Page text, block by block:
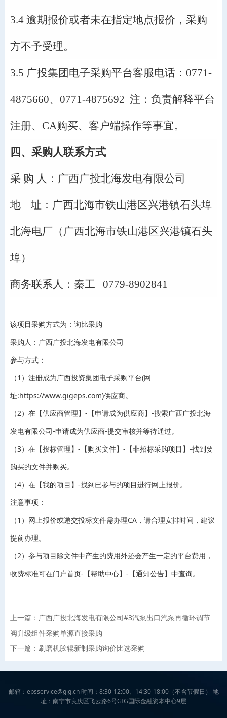
3.4 逾期报价或者未在指定地点报价，采购
方不予受理。
3.5 广投集团电子采购平台客服电话： 0771-
4875660、0771-4875692 注：负责解释平台
注册、CA购买、客户端操作等事宜。
四、采购人联系方式
采 购 人：广西广投北海发电有限公司
地 址：广西北海市铁山港区兴港镇石头埠
北海电厂（广西北海市铁山港区兴港镇石头
埠）
商务联系人： 秦工 0779-8902841
该项目采购方式为：询比采购
采购人：广西广投北海发电有限公司
参与方式：
（1）注册成为广西投资集团电子采购平台(网
址:https://www.gigeps.com)供应商。
（2）在【供应商管理】-【申请成为供应商】-搜索广西广投北海
发电有限公司-申请成为供应商-提交审核并等待通过。
（3）在【投标管理】-【购买文件】-【非招标采购项目】-找到要
购买的文件并购买。
（4）在【我的项目】-找到已参与的项目进行网上报价。
注意事项：
（1）网上报价或递交投标文件需办理CA，请合理安排时间，建议
提前办理。
（2）参与项目除文件中产生的费用外还会产生一定的平台费用，
收费标准可在门户首页-【帮助中心】-【通知公告】中查询。
上一篇：广西广投北海发电有限公司#3汽泵出口汽泵再循环调节
阀升级组件采购单源直接采购
下一篇：刷磨机胶辊新制采购询价比选采购
邮箱：epsservice@gig.cn 时间：8:30-12:00、14:30-18:00（不含节假日） 地
址：南宁市良庆区飞云路6号GIG国际金融资本中心9层